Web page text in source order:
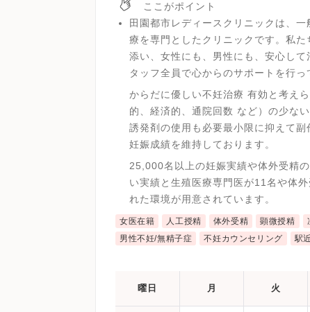
ここがポイント
田園都市レディースクリニックは、
療を専門としたクリニックです。私
添い、女性にも、男性にも、安心し
タッフ全員で心からのサポートを行っ
からだに優しい不妊治療 有効と考え
的、経済的、通院回数 など）の少な
誘発剤の使用も必要最小限に抑えて副
妊娠成績を維持しております。
25,000名以上の妊娠実績や体外受精
い実績と生殖医療専門医が11名や体
れた環境が用意されています。
女医在籍 人工授精 体外受精 顕微授精
男性不妊/無精子症
不妊カウンセリング 駅近
曜日 月 火